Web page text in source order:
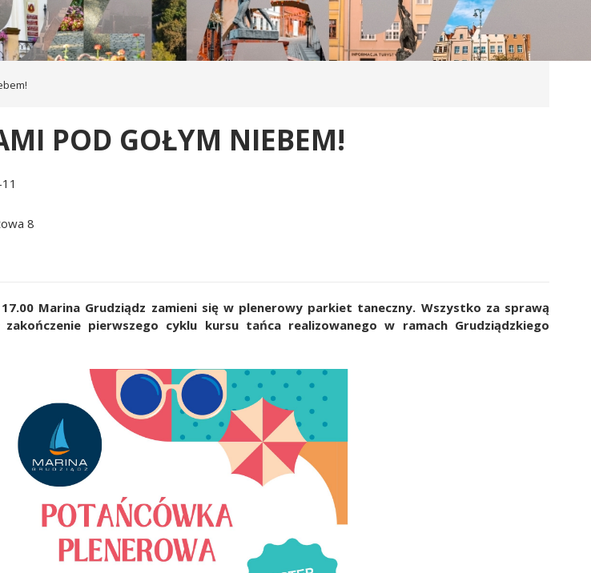
POD GOŁYM NIEBEM!
8
Marina Grudziądz zamieni się w plenerowy parkiet taneczny. Wszystko za sprawą
pierwszego cyklu kursu tańca realizowanego w ramach Grudziądzkiego